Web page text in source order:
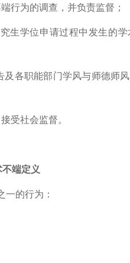
行为的调查，并负责监督；
生学位申请过程中发生的
及各职能部门学风与师德师
受社会监督。
端定义
的行为：